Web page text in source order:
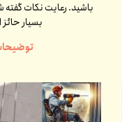
باشید. رعایت نکات
بسیار